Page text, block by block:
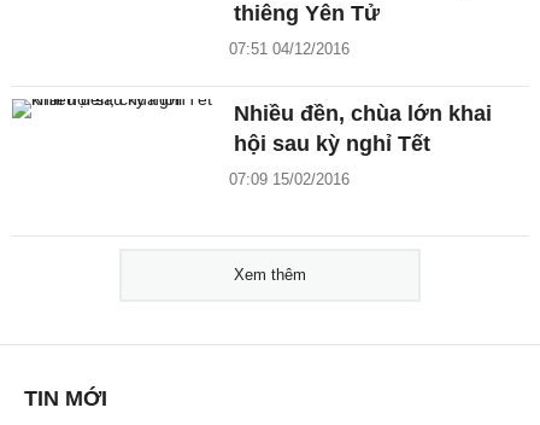
thiêng Yên Tử
07:51 04/12/2016
Nhiều đền, chùa lớn khai
hội sau kỳ nghỉ Tết
07:09 15/02/2016
Xem thêm
TIN MỚI